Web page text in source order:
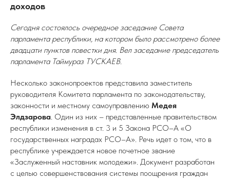
доходов
Сегодня состоялось очередное заседание Совета
парламента республики, на котором было рассмотрено более
двадцати пунктов повестки дня. Вел заседание председатель
парламента Таймураз ТУСКАЕВ.
Несколько законопроектов представила заместитель
руководителя Комитета парламента по законодательству,
законности и местному самоуправлению Медея
Элдзарова. Один из них – представленные правительством
республики изменения в ст. 3 и 5 Закона РСО–А «О
государственных наградах РСО–А». Речь идет о том, что в
республике учреждается новое почетное звание
«Заслуженный наставник молодежи». Документ разработан
с целью совершенствования системы поощрения граждан